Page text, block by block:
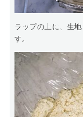
ラップの上に、生
す。